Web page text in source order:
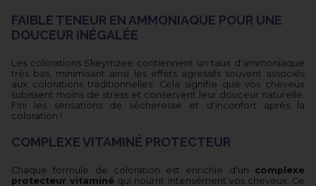
FAIBLE TENEUR EN AMMONIAQUE POUR UNE
DOUCEUR INÉGALÉE
Les colorations Skeymzee contiennent un taux d'ammoniaque
très bas, minimisant ainsi les effets agressifs souvent associés
aux colorations traditionnelles. Cela signifie que vos cheveux
subissent moins de stress et conservent leur douceur naturelle.
Fini les sensations de sécheresse et d'inconfort après la
coloration !
COMPLEXE VITAMINÉ PROTECTEUR
Chaque formule de coloration est enrichie d'un complexe
protecteur vitaminé qui nourrit intensément vos cheveux. Ce